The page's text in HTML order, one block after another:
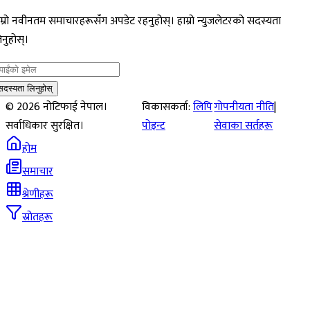
नवीनतम समाचारहरूसँग अपडेट रहनुहोस्। हाम्रो न्युजलेटरको सदस्यता
लिनुहोस्
©2026नोटिफाई नेपाल।
सर्वाधिकार सुरक्षित।
विकासकर्ता:लिपि
पोइन्ट
गोपनीयता नीति|
सेवाका सर्तहरू
होम
समाचार
श्रेणीहरू
स्रोतहरू